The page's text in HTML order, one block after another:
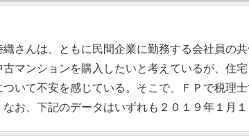
さんは、ともに民間企業に勤務する会社員の
マンションを購入したいと考えているが、住
いて不安を感じている。そこで、ＦＰで税理
お、下記のデータはいずれも２０１９年１月１